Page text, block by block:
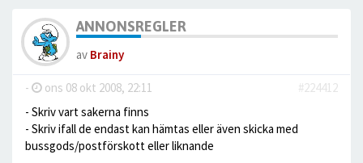
ANNONSREGLER
av Brainy
- ons 08 okt 2008, 22:11
#224412
- Skriv vart sakerna finns
- Skriv ifall de endast kan hämtas eller även skicka med
bussgods/postförskott eller liknande